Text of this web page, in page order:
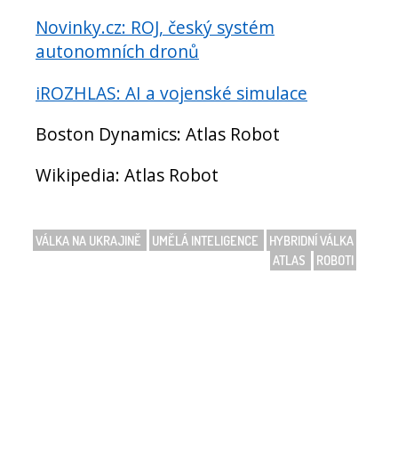
Novinky.cz: ROJ, český systém
autonomních dronů
iROZHLAS: AI a vojenské simulace
Boston Dynamics: Atlas Robot
Wikipedia: Atlas Robot
VÁLKA NA UKRAJINĚ UMĚLÁ INTELIGENCE
HYBRIDNÍ VÁLKA
ATLAS
ROBOTI